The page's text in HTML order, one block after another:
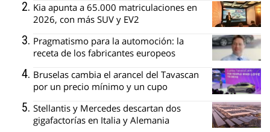
Kia apunta a 65.000 matriculaciones en
2026, con más SUV y EV2
Pragmatismo para la automoción: la
receta de los fabricantes europeos
Bruselas cambia el arancel del Tavascan
por un precio mínimo y un cupo
Stellantis y Mercedes descartan dos
gigafactorías en Italia y Alemania